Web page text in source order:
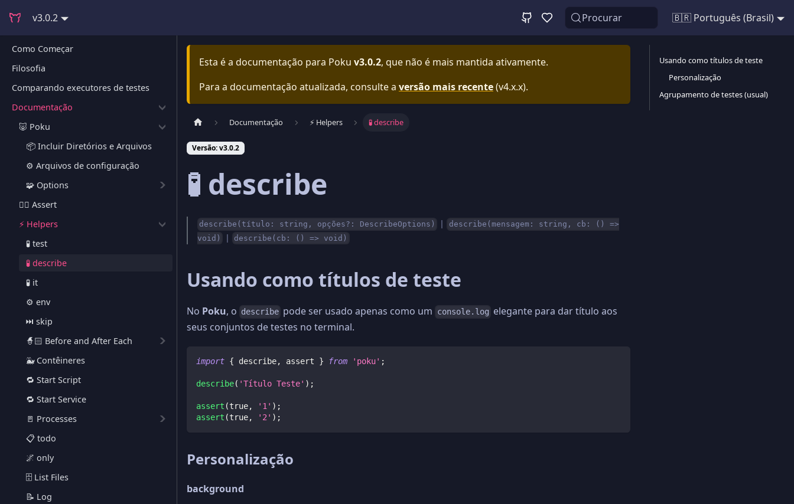
v3.0.2 Procurar 🇧🇷 Português (Brasil)
Como Começar
Filosofia
Comparando executores de testes
Documentação
🐷 Poku
📦 Incluir Diretórios e Arquivos
⚙️ Arquivos de configuração
🧩 Options
🕵🏻 Assert
⚡️ Helpers
🧪 test
🧪 describe
🧪 it
⚙️ env
⏭️ skip
🧙🏻 Before and After Each
🐳 Contêineres
🔁 Start Script
🔁 Start Service
🚪 Processes
📋 todo
🌌 only
🗄️ List Files
📝 Log
Esta é a documentação para Poku v3.0.2, que não é mais mantida ativamente.
Para a documentação atualizada, consulte a versão mais recente(v4.x.x).
Documentação ⚡️ Helpers 🧪 describe
Versão: v3.0.2
🧪 describe
describe(título: string, opções?: DescribeOptions) |
describe(mensagem: string, cb: () =>
void)
| describe(cb: () => void)
Usando como títulos de teste
No Poku, o describe pode ser usado apenas como um console.log elegante para dar título aos
seus conjuntos de testes no terminal.
import { describe, assert } from 'poku' ;
describe( 'Título Teste' ) ;
assert (true, '1' ) ;
assert (true, '2' ) ;
Personalização
background
Usando como títulos de teste
Personalização
Agrupamento de testes (usual)